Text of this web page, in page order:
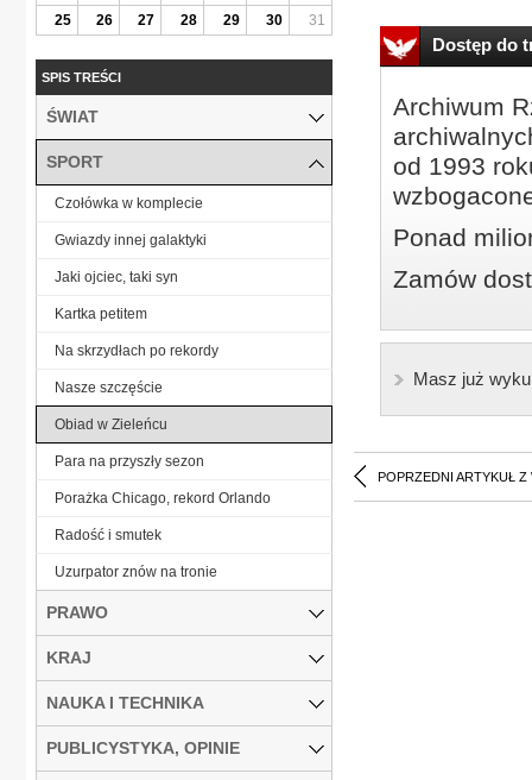
Dostęp do
Archiwum
od 1993
Ponad
Zamów
Masz już
POPRZEDNI ARTYKUŁ Z
25
26 27 28 29 30 31
SPIS TREŚCI
ŚWIAT
SPORT
Czołówka w komplecie
Gwiazdy innej galaktyki
Jaki ojciec, taki syn
Kartka petitem
Na skrzydłach po rekordy
Nasze szczęście
Obiad w Zieleńcu
Para na przyszły sezon
Porażka Chicago, rekord Orlando
Radość i smutek
Uzurpator znów na tronie
PRAWO
KRAJ
NAUKA I TECHNIKA
PUBLICYSTYKA, OPINIE